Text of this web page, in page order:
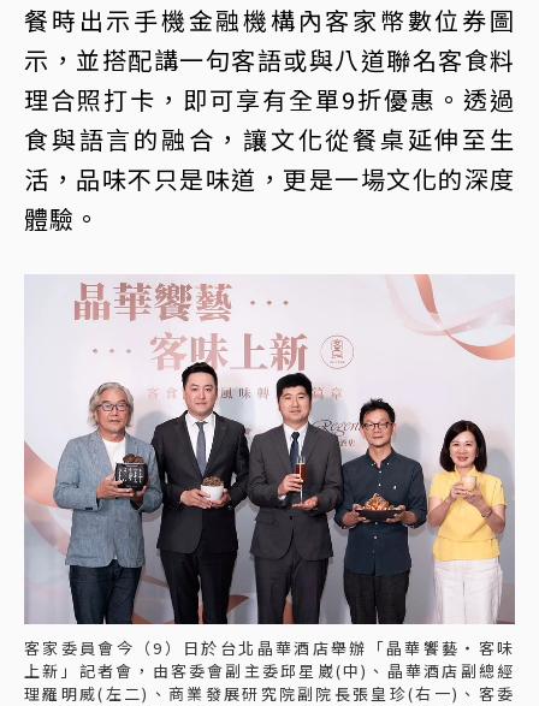
餐時出示手機金融機構內客家幣數位券圖
示，並搭配講一句客語或與八道聯名客食料
理合照打卡，即可享有全單9折優惠。透過
食與語言的融合，讓文化從餐桌延伸至生
活，品味不只是味道，更是一場文化的深度
體驗。
客家委員會今（9）日於台北晶華酒店舉辦「晶華饗藝・客味
上新」記者會，由客委會副主委邱星崴(中)、晶華酒店副總經
理羅明威(左二)、商業發展研究院副院長張皇珍(右一)、客委